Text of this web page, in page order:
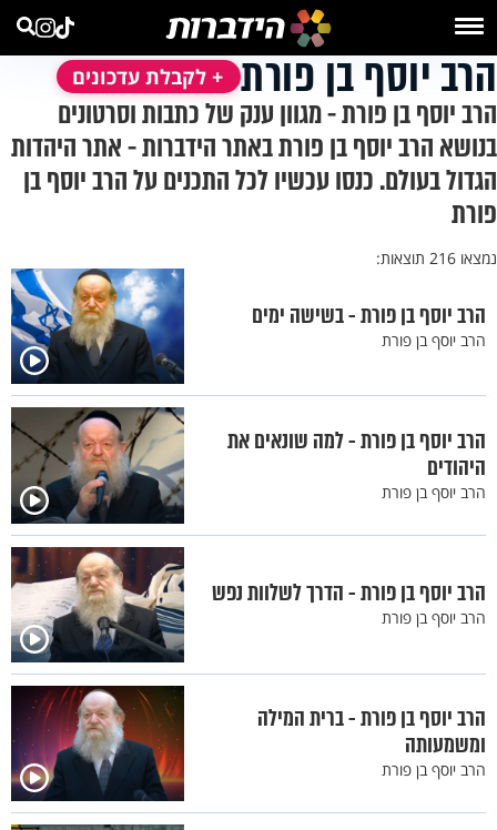
הרב יוסף בן פורת + לקבלת עדכונים
הרב יוסף בן פורת - מגוון ענק של כתבות וסרטונים
בנושא הרב יוסף בן פורת באתר הידברות - אתר היהדות
הגדול בעולם. כנסו עכשיו לכל התכנים על הרב יוסף בן
פורת
נמצאו 216 תוצאות:
הרב יוסף בן פורת - בשישה ימים
הרב יוסף בן פורת
הרב יוסף בן פורת - למה שונאים את
היהודים
הרב יוסף בן פורת
הרב יוסף בן פורת - הדרך לשלוות נפש
הרב יוסף בן פורת
הרב יוסף בן פורת - ברית המילה
ומשמעותה
הרב יוסף בן פורת